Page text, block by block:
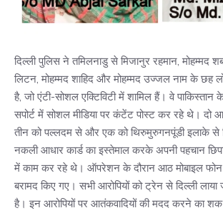
दिल्ली पुलिस ने तमिलनाडु से मिजानुर रहमान, मोहम्मद
लिटन, मोहम्मद शाहिद और मोहम्मद उज्जल नाम के छह
है, जो एंटी-सोशल एक्टिविटी में शामिल हैं। वे
सपोर्ट में सोशल मीडिया पर कंटेंट पोस्ट कर रहे थे। दो
तीन को पल्लदम से और एक को थिरुमुरुगनपूंडी इलाके से
नकली आधार कार्ड का इस्तेमाल करके अपनी पहचान
में काम कर रहे थे। ऑपरेशन के दौरान आठ मोबाइल
बरामद किए गए। सभी आरोपियों को ट्रेन से दिल्ली लाया
है। इन आरोपियों पर आतंकवादियों की मदद करने का